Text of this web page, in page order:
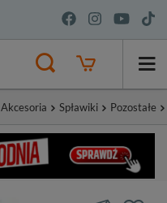
Akcesoria Spławiki Pozostałe